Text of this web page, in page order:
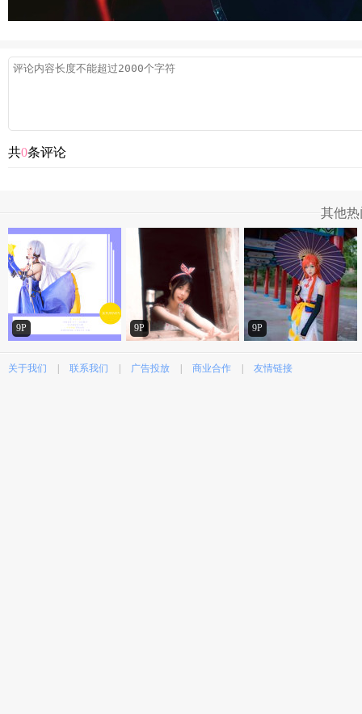
共0条评论
其他
9P 9P 9P
关于我们 联系我们 广告投放 商业合作 友情链接